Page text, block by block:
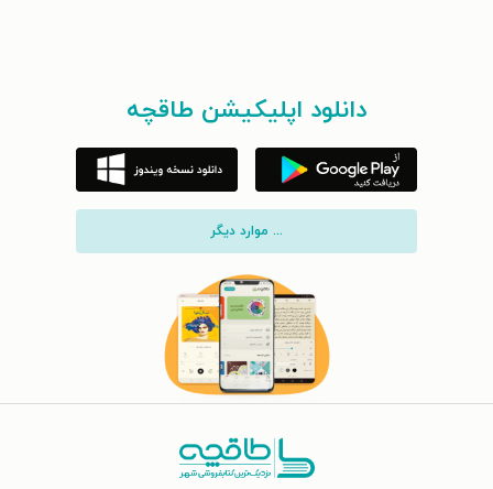
دانلود اپلیکیشن طاقچه
... موارد دیگر